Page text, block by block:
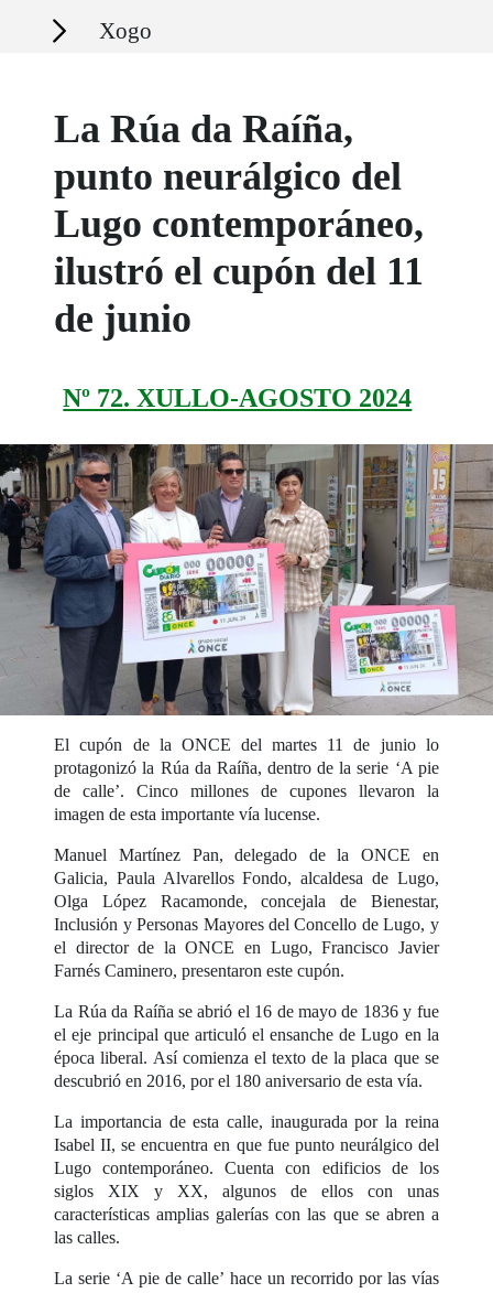
Secciones Xogo
La Rúa da Raíña,
punto neurálgico del
Lugo contemporáneo,
ilustró el cupón del 11
de junio
Nº 72. XULLO-AGOSTO 2024
El cupón de la ONCE del martes 11 de junio lo
protagonizó la Rúa da Raíña, dentro de la serie ‘A pie
de calle’. Cinco millones de cupones llevaron la
imagen de esta importante vía lucense.
Manuel Martínez Pan, delegado de la ONCE en
Galicia, Paula Alvarellos Fondo, alcaldesa de Lugo,
Olga López Racamonde, concejala de Bienestar,
Inclusión y Personas Mayores del Concello de Lugo, y
el director de la ONCE en Lugo, Francisco Javier
Farnés Caminero, presentaron este cupón.
La Rúa da Raíña se abrió el 16 de mayo de 1836 y fue
el eje principal que articuló el ensanche de Lugo en la
época liberal. Así comienza el texto de la placa que se
descubrió en 2016, por el 180 aniversario de esta vía.
La importancia de esta calle, inaugurada por la reina
Isabel II, se encuentra en que fue punto neurálgico del
Lugo contemporáneo. Cuenta con edificios de los
siglos XIX y XX, algunos de ellos con unas
características amplias galerías con las que se abren a
las calles.
La serie ‘A pie de calle’ hace un recorrido por las vías